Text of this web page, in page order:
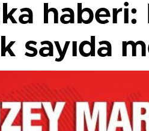
haberi:
sayıda